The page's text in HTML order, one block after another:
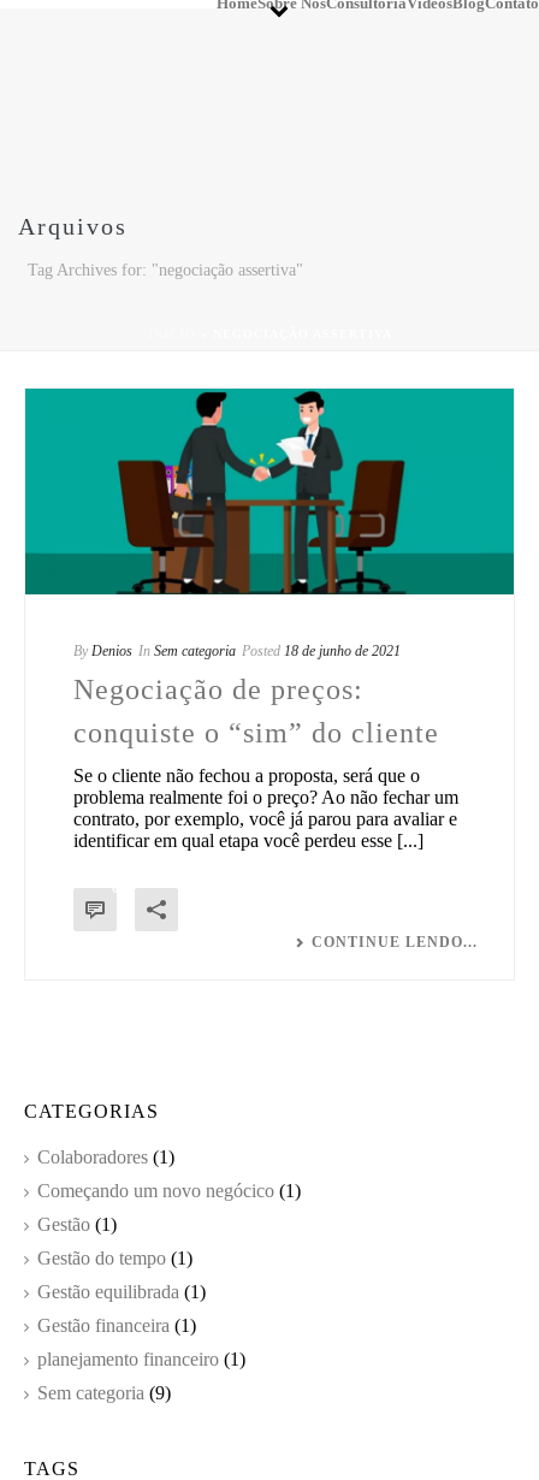
Arquivos
Tag Archives for: "negociação assertiva"
By Denios In Sem categoria Posted 18 de junho de 2021
Negociação de preços:
conquiste o “sim” do cliente
Se o cliente não fechou a proposta, será que o
problema realmente foi o preço? Ao não fechar um
contrato, por exemplo, você já parou para avaliar e
identificar em qual etapa você perdeu esse [...]
0
CONTINUE LENDO...
CATEGORIAS
Colaboradores (1)
Começando um novo negócico (1)
Gestão (1)
Gestão do tempo (1)
Gestão equilibrada (1)
Gestão financeira (1)
planejamento financeiro (1)
Sem categoria (9)
TAGS